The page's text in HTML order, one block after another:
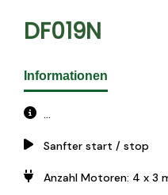
DF019N
Informationen
...
Sanfter start / stop
Anzahl Motoren: 4 x 3